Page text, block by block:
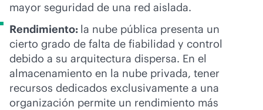
mayor seguridad de una red aislada.
Rendimiento: la nube pública presenta un
cierto grado de falta de fiabilidad y control
debido a su arquitectura dispersa. En el
almacenamiento en la nube privada, tener
recursos dedicados exclusivamente a una
organización permite un rendimiento más